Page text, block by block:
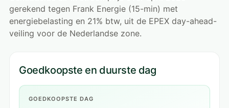
gerekend tegen Frank Energie (15-min) met
energiebelasting en 21% btw, uit de EPEX day-ahead-
veiling voor de Nederlandse zone.
Goedkoopste en duurste dag
GOEDKOOPSTE DAG